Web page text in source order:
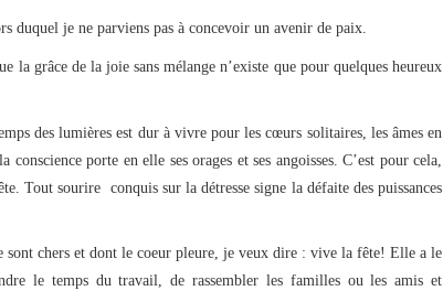
duquel je ne parviens pas à concevoir un avenir de paix.
la grâce de la joie sans mélange n’existe que pour quelques heureux
des lumières est dur à vivre pour les cœurs solitaires, les âmes en
porte en elle ses orages et ses angoisses. C’est pour cela,
Tout sourire conquis sur la détresse signe la défaite des puissances
sont chers et dont le coeur pleure, je veux dire : vive la fête! Elle a le
le temps du travail, de rassembler les familles ou les amis et